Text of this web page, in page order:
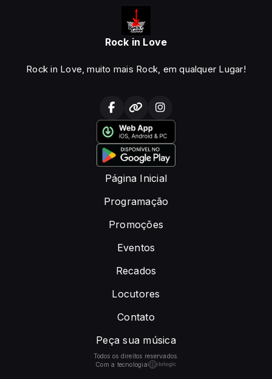
Rock in Love
Rock in Love, muito mais Rock, em qualquer Lugar!
Página Inicial
Programação
Promoções
Eventos
Recados
Locutores
Contato
Peça sua música
Todos os direitos reservados.
Com a tecnologia